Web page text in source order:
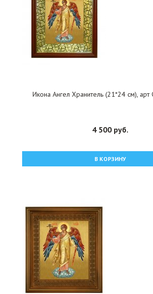
Икона Ангел Хранитель (21*24 см),
4 500 руб.
В КОРЗИНУ